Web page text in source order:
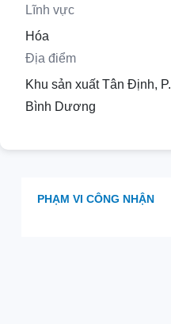
Lĩnh vực
Hóa
Địa điểm
Khu sản xuất Tân Định,
Bình Dương
PHẠM VI CÔNG NHẬN